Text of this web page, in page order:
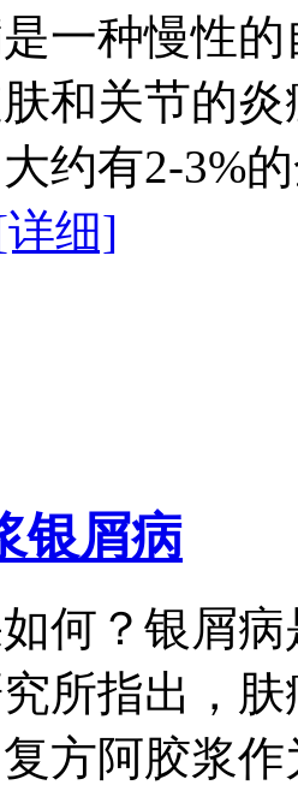
一种慢性
和关节的
约有2-3%
细]
银屑病
何？银屑
所指出，
方阿胶浆